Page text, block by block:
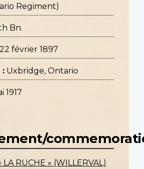
Regiment)
Bn.
22 février 1897
: Uxbridge, Ontario
1917
LA RUCHE » (WILLERVAL)